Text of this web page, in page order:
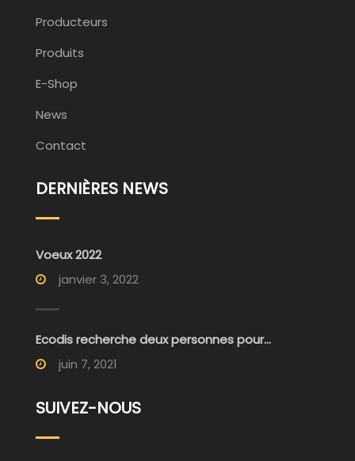
Producteurs
Produits
E-Shop
News
Contact
DERNIÈRES NEWS
Voeux 2022
janvier 3, 2022
Ecodis recherche deux personnes pour...
juin 7, 2021
SUIVEZ-NOUS